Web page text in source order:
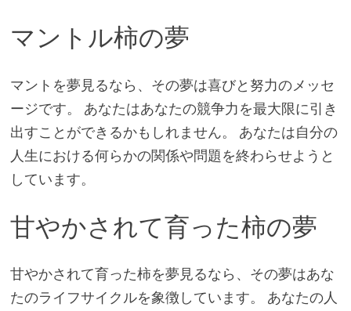
マントル柿の夢
マントを夢見るなら、その夢は喜びと努力のメッセ
ージです。 あなたはあなたの競争力を最大限に引き
出すことができるかもしれません。 あなたは自分の
人生における何らかの関係や問題を終わらせようと
しています。
甘やかされて育った柿の夢
甘やかされて育った柿を夢見るなら、その夢はあな
たのライフサイクルを象徴しています。 あなたの人